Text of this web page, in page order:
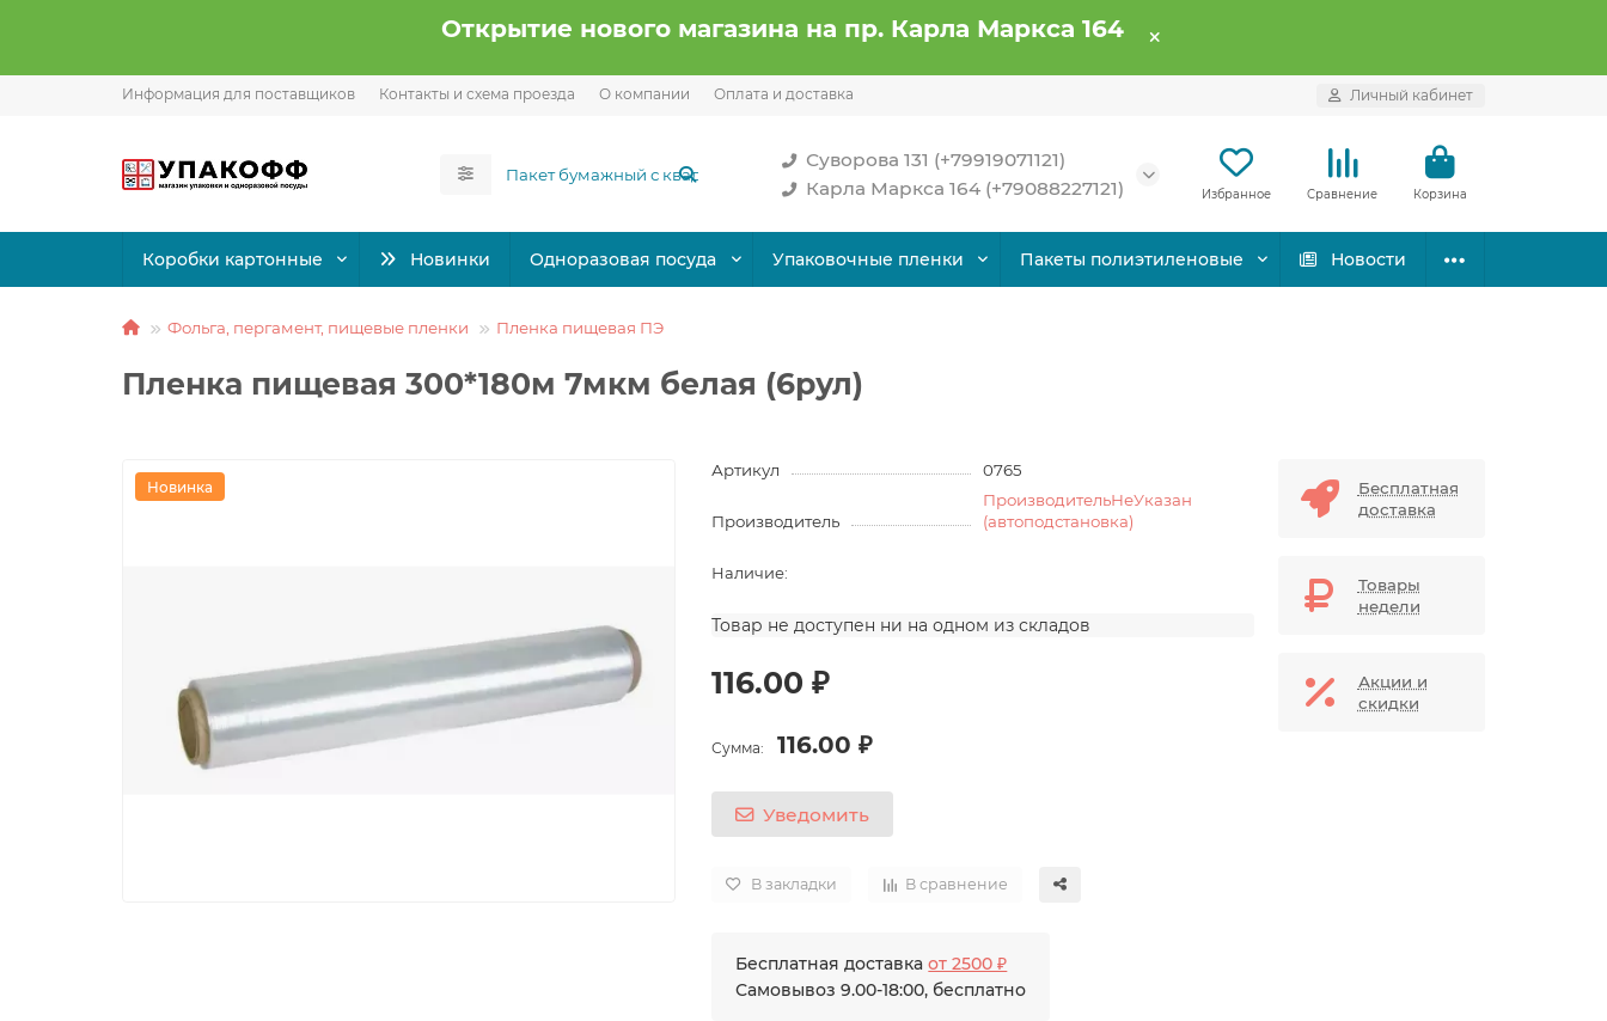
Открытие нового магазина на пр. Карла Маркса 164
Информация для поставщиков Контакты и схема проезда О компании Оплата и доставка Личный кабинет
Суворова 131 (+79919071121)
Карла Маркса 164 (+79088227121)
Избранное Сравнение Корзина
Коробки картонные Новинки Одноразовая посуда Упаковочные пленки Пакеты полиэтиленовые Новости
Фольга, пергамент, пищевые пленки Пленка пищевая ПЭ
Пленка пищевая 300*180м 7мкм белая (6рул)
Новинка
Артикул 0765
Производитель
ПроизводительНеУказан
(автоподстановка)
Наличие:
Товар не доступен ни на одном из складов
116.00 ₽
Сумма: 116.00 ₽
Уведомить
В закладки В сравнение
Бесплатная доставкаот 2500 ₽
Самовывоз 9.00-18:00, бесплатно
Бесплатная
доставка
Товары
недели
Акции и
скидки